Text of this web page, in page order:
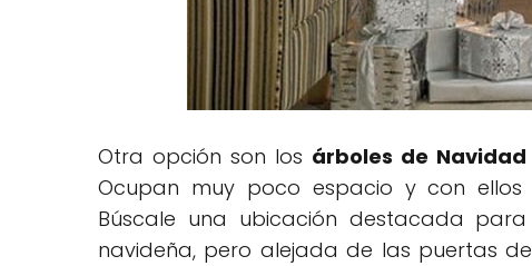
Otra opción son los árboles de
Ocupan muy poco espacio y con ellos
Búscale una ubicación destacada
navideña, pero alejada de las puertas